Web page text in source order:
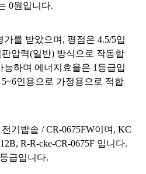
0원입니다.
가를 받았으며, 평점은 4.5/5입
압력(일반) 방식으로 작동합
능하며 에너지효율은 1등급입
인용으로 가정용으로 적합
기밥솥 / CR-0675FW이며, KC
R-R-cke-CR-0675F 입니다.
급입니다.